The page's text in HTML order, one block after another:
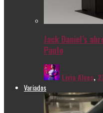
Jack Daniel’s
Paulo
Livia Alves,
Variados